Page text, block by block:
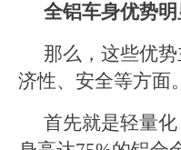
全铝车身优势
那么，这些优
济性、安全等方面。
首先就是轻量